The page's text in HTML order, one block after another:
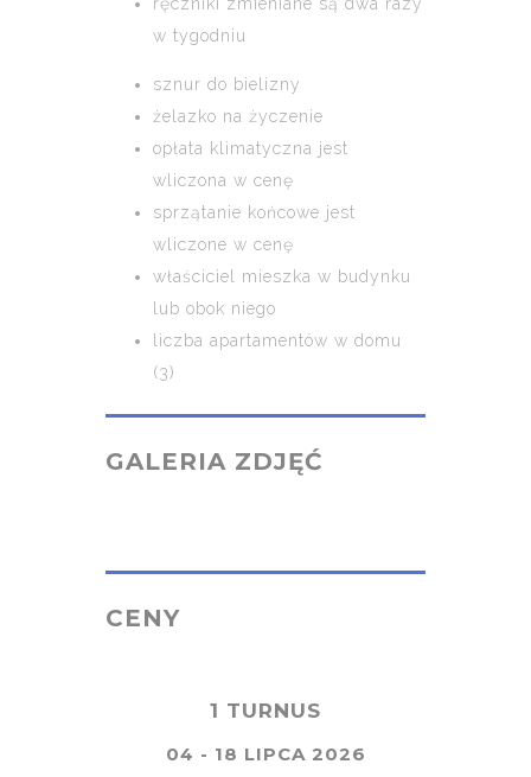
w tygodniu
sznur do bielizny
żelazko na życzenie
opłata klimatyczna jest
wliczona w cenę
sprzątanie końcowe jest
wliczone w cenę
właściciel mieszka w budynku
lub obok niego
liczba apartamentów w domu
(3)
GALERIA ZDJĘĆ
CENY
1 TURNUS
04 - 18 LIPCA 2026